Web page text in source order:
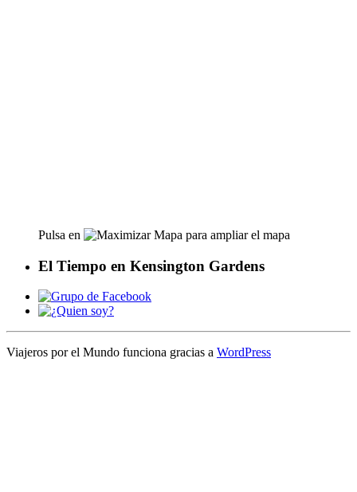
Pulsa en para ampliar el mapa
El Tiempo en Kensington Gardens
Viajeros por el Mundo funciona gracias a WordPress